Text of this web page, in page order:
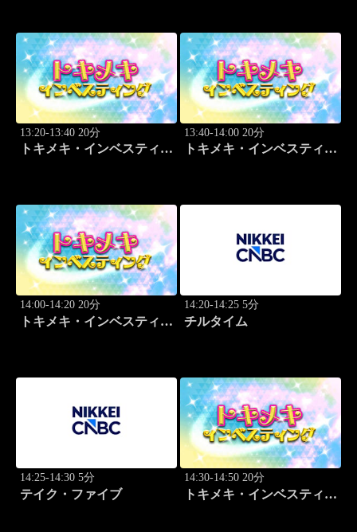
13:20-13:40 20分
トキメキ・インベスティン
13:40-14:00 20分
トキメキ・インベスティン
14:00-14:20 20分
トキメキ・インベスティン
14:20-14:25 5分
チルタイム
14:25-14:30 5分
テイク・ファイブ
14:30-14:50 20分
トキメキ・インベスティン